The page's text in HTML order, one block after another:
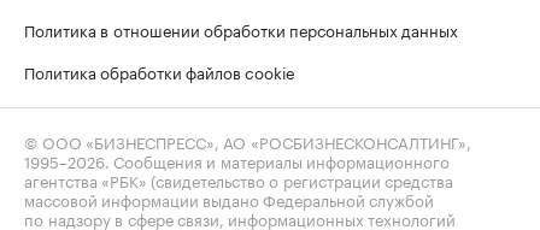
Политика в отношении обработки персональных данных
Политика обработки файлов cookie
© ООО «БИЗНЕСПРЕСС», АО «РОСБИЗНЕСКОНСАЛТИНГ»,
1995–2026 . Сообщения и материалы информационного
агентства «РБК» (свидетельство о регистрации средства
массовой информации выдано Федеральной службой
по надзору в сфере связи, информационных технологий